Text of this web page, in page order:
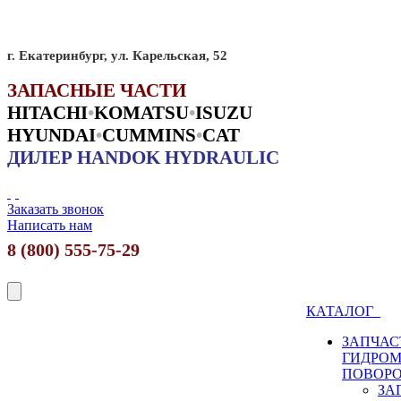
г. Екатеринбург, ул. Карельская, 52
ЗАПАСНЫЕ ЧАСТИ
HITACHI•KOMATSU•ISUZU
HYUNDAI•CUMMINS•CAT
ДИЛЕР HANDOK HYDRAULIC
Заказать звонок
Написать нам
8 (800) 555-75-29
КАТАЛОГ